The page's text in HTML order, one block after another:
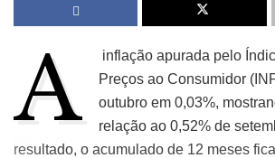
A
inflação apurada pelo
Preços ao Consumidor
outubro em 0,03%,
relação ao 0,52% de
resultado, o acumulado de 12 meses